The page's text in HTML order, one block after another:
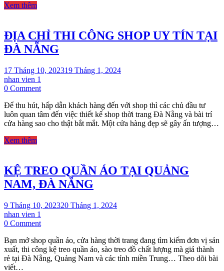
Xem thêm
ĐỊA CHỈ THI CÔNG SHOP UY TÍN TẠI
ĐÀ NẴNG
17 Tháng 10, 202319 Tháng 1, 2024
nhan vien 1
0 Commenton
CHỈ
THI
CÔNG
ĐÀ
NẴNG
Để thu hút, hấp dẫn khách hàng đến với shop thì các chủ đầu tư
luôn quan tâm đến việc thiết kế shop thời trang Đà Nẵng và bài trí
cửa hàng sao cho thật bắt mắt. Một cửa hàng đẹp sẽ gây ấn tượng…
Xem thêm
KỆ TREO QUẦN ÁO TẠI QUẢNG
NAM, ĐÀ NẴNG
9 Tháng 10, 202320 Tháng 1, 2024
nhan vien 1
0 Commenton
TREO
QUẦN
ÁO
Bạn mở shop quần áo, cửa hàng thời trang đang tìm kiếm đơn vị sản
xuất, thi công kệ treo quần áo, sào treo đồ chất lượng mà giá thành
rẻ tại Đà Nẵng, Quảng Nam và các tỉnh miền Trung… Theo dõi bài
viết…